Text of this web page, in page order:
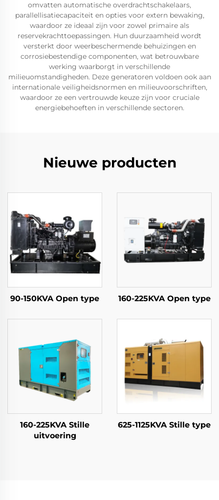
omvatten automatische overdrachtschakelaars,
parallellisatiecapaciteit en opties voor extern bewaking,
waardoor ze ideaal zijn voor zowel primaire als
reservekrachttoepassingen. Hun duurzaamheid wordt
versterkt door weerbeschermende behuizingen en
corrosiebestendige componenten, wat betrouwbare
werking waarborgt in verschillende
milieuomstandigheden. Deze generatoren voldoen ook aan
internationale veiligheidsnormen en milieuvoorschriften,
waardoor ze een vertrouwde keuze zijn voor cruciale
energiebehoeften in verschillende sectoren.
Nieuwe producten
90-150KVA Open type 160-225KVA Open type
160-225KVA Stille
uitvoering
625-1125KVA Stille type